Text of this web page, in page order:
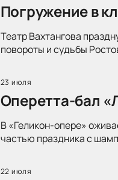
Погружение в
Театр Вахтангова
повороты и судьбы
23 июля
Оперетта-бал
В «Геликон-опере»
частью праздника с
22 июля